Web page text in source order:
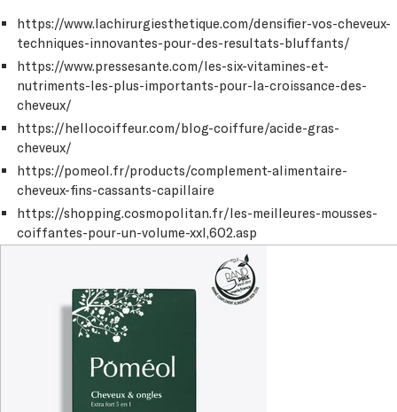
https://www.lachirurgiesthetique.com/densifier-vos-cheveux-
techniques-innovantes-pour-des-resultats-bluffants/
https://www.pressesante.com/les-six-vitamines-et-
nutriments-les-plus-importants-pour-la-croissance-des-
cheveux/
https://hellocoiffeur.com/blog-coiffure/acide-gras-
cheveux/
https://pomeol.fr/products/complement-alimentaire-
cheveux-fins-cassants-capillaire
https://shopping.cosmopolitan.fr/les-meilleures-mousses-
coiffantes-pour-un-volume-xxl,602.asp